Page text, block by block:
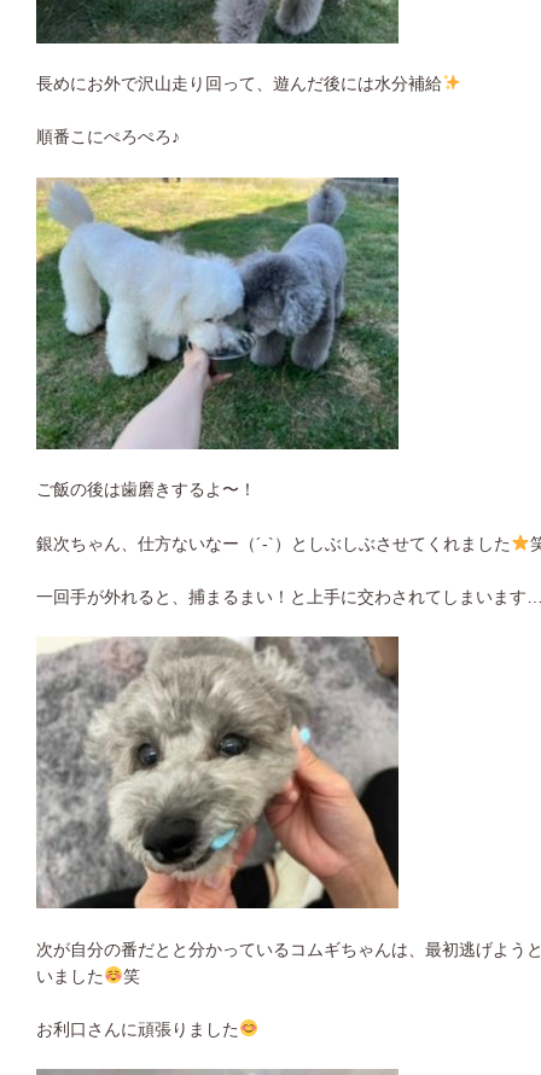
長めにお外で沢山走り回って、遊んだ後には水分補給
順番こにぺろぺろ♪
ご飯の後は歯磨きするよ〜！
銀次ちゃん、仕方ないなー（´-`）としぶしぶさせてくれました
一回手が外れると、捕まるまい！と上手に交わされてしまいます
次が自分の番だとと分かっているコムギちゃんは、最初逃げよう
いました
笑
お利口さんに頑張りました